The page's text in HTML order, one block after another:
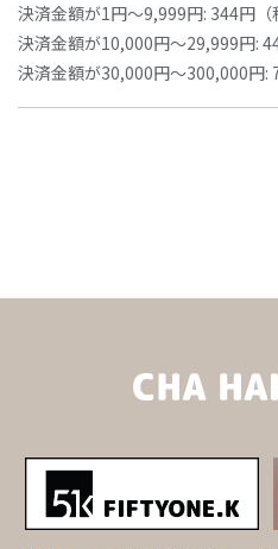
決済金額が1円～9,999円: 344円（
決済金額が10,000円～29,999円:
決済金額が30,000円～300,000円: